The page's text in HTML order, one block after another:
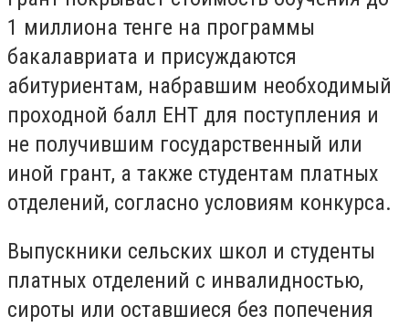
1 миллиона тенге на программы
бакалавриата и присуждаются
абитуриентам, набравшим необходимый
проходной балл ЕНТ для поступления и
не получившим государственный или
иной грант, а также студентам платных
отделений, согласно условиям конкурса.
Выпускники сельских школ и студенты
платных отделений с инвалидностью,
сироты или оставшиеся без попечения